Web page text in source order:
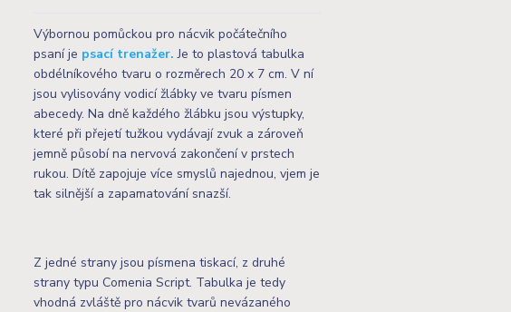
Výbornou pomůckou pro nácvik počátečního
psaní je psací trenažer. Je to plastová tabulka
obdélníkového tvaru o rozměrech 20 x 7 cm. V ní
jsou vylisovány vodicí žlábky ve tvaru písmen
abecedy. Na dně každého žlábku jsou výstupky,
které při přejetí tužkou vydávají zvuk a zároveň
jemně působí na nervová zakončení v prstech
rukou. Dítě zapojuje více smyslů najednou, vjem je
tak silnější a zapamatování snazší.
Z jedné strany jsou písmena tiskací, z druhé
strany typu Comenia Script. Tabulka je tedy
vhodná zvláště pro nácvik tvarů nevázaného